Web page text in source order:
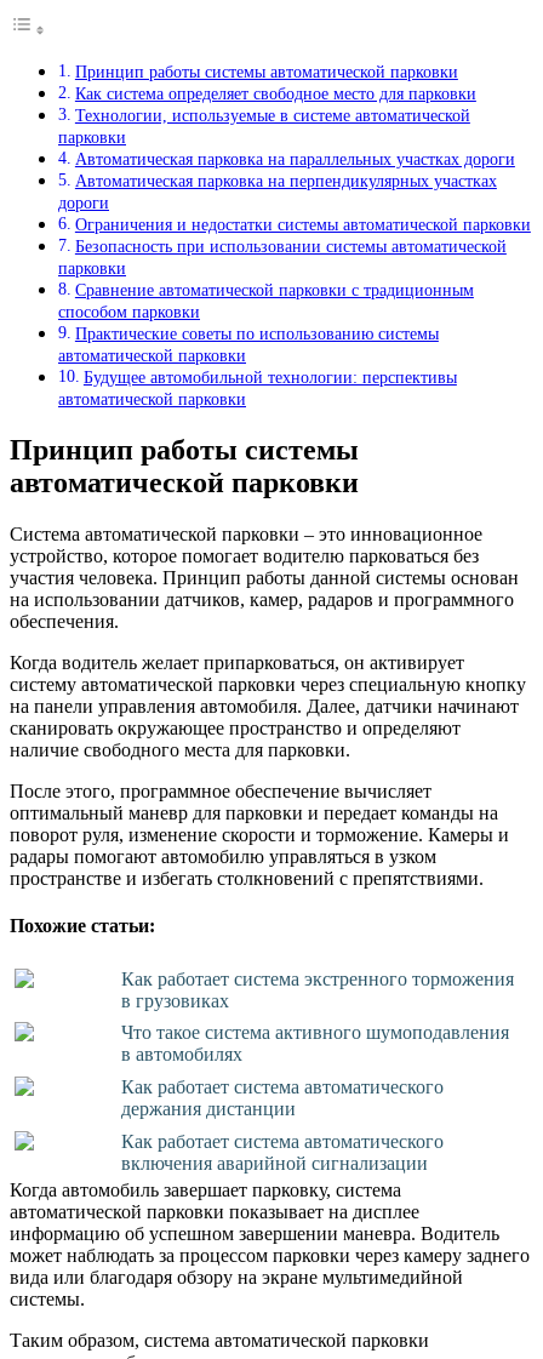
Принцип работы системы автоматической парковки
Как система определяет свободное место для парковки
Технологии, используемые в системе автоматической
парковки
Автоматическая парковка на параллельных участках дороги
Автоматическая парковка на перпендикулярных участках
дороги
Ограничения и недостатки системы автоматической парковки
Безопасность при использовании системы автоматической
парковки
Сравнение автоматической парковки с традиционным
способом парковки
Практические советы по использованию системы
автоматической парковки
Будущее автомобильной технологии: перспективы
автоматической парковки
Принцип работы системы
автоматической парковки
Система автоматической парковки – это инновационное
устройство, которое помогает водителю парковаться без
участия человека. Принцип работы данной системы основан
на использовании датчиков, камер, радаров и программного
обеспечения.
Когда водитель желает припарковаться, он активирует
систему автоматической парковки через специальную кнопку
на панели управления автомобиля. Далее, датчики начинают
сканировать окружающее пространство и определяют
наличие свободного места для парковки.
После этого, программное обеспечение вычисляет
оптимальный маневр для парковки и передает команды на
поворот руля, изменение скорости и торможение. Камеры и
радары помогают автомобилю управляться в узком
пространстве и избегать столкновений с препятствиями.
Похожие статьи:
Как работает система экстренного торможения
в грузовиках
Что такое система активного шумоподавления
в автомобилях
Как работает система автоматического
держания дистанции
Как работает система автоматического
включения аварийной сигнализации
Когда автомобиль завершает парковку, система
автоматической парковки показывает на дисплее
информацию об успешном завершении маневра. Водитель
может наблюдать за процессом парковки через камеру заднего
вида или благодаря обзору на экране мультимедийной
системы.
Таким образом, система автоматической парковки